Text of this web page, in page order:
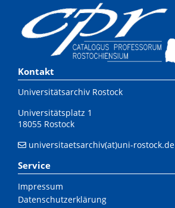
Kontakt
Universitätsarchiv Rostock
Universitätsplatz 1
18055 Rostock
universitaetsarchiv(at)uni-rostock.de
Service
Impressum
Datenschutzerklärung